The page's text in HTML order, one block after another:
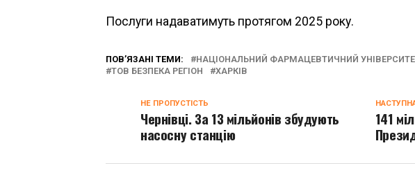
Послуги надаватимуть протягом 2025 року.
ПОВ’ЯЗАНІ ТЕМИ: НАЦІОНАЛЬНИЙ ФАРМАЦЕВТИЧНИЙ
ТОВ БЕЗПЕКА РЕГІОН
ХАРКІВ
141
НЕ ПРОПУСТІСТЬ
Чернівці. За 13 мільйонів збудують
насосну станцію